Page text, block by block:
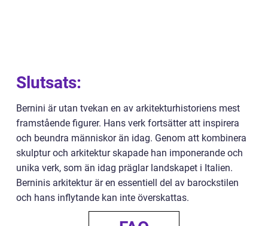
Slutsats:
Bernini är utan tvekan en av arkitekturhistoriens mest
framstående figurer. Hans verk fortsätter att inspirera
och beundra människor än idag. Genom att kombinera
skulptur och arkitektur skapade han imponerande och
unika verk, som än idag präglar landskapet i Italien.
Berninis arkitektur är en essentiell del av barockstilen
och hans inflytande kan inte överskattas.